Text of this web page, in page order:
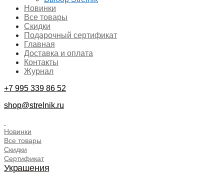
Новинки
Все товары
Скидки
Подарочный сертификат
Главная
Доставка и оплата
Контакты
Журнал
+7 995 339 86 52
shop@strelnik.ru
Новинки
Все товары
Скидки
Сертификат
Украшения